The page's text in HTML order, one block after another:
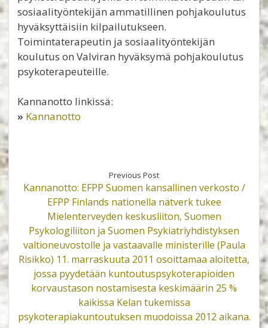
sosiaalityöntekijän ammatillinen pohjakoulutus
hyväksyttäisiin kilpailutukseen.
Toimintaterapeutin ja sosiaalityöntekijän
koulutus on Valviran hyväksymä pohjakoulutus
psykoterapeuteille.
Kannanotto linkissä:
» Kannanotto
Previous Post
Kannanotto: EFPP Suomen kansallinen verkosto /
EFPP Finlands nationella nätverk tukee
Mielenterveyden keskusliiton, Suomen
Psykologiliiton ja Suomen Psykiatriyhdistyksen
valtioneuvostolle ja vastaavalle ministerille (Paula
Risikko) 11. marraskuuta 2011 osoittamaa aloitetta,
jossa pyydetään kuntoutuspsykoterapioiden
korvaustason nostamisesta keskimäärin 25 %
kaikissa Kelan tukemissa
psykoterapiakuntoutuksen muodoissa 2012 aikana.